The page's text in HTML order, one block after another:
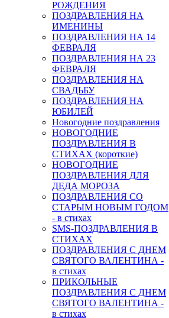
РОЖДЕНИЯ
ПОЗДРАВЛЕНИЯ НА
ИМЕНИНЫ
ПОЗДРАВЛЕНИЯ НА 14
ФЕВРАЛЯ
ПОЗДРАВЛЕНИЯ НА 23
ФЕВРАЛЯ
ПОЗДРАВЛЕНИЯ НА
СВАДЬБУ
ПОЗДРАВЛЕНИЯ НА
ЮБИЛЕЙ
Новогодние поздравления
НОВОГОДНИЕ
ПОЗДРАВЛЕНИЯ В
СТИХАХ (короткие)
НОВОГОДНИЕ
ПОЗДРАВЛЕНИЯ ДЛЯ
ДЕДА МОРОЗА
ПОЗДРАВЛЕНИЯ СО
СТАРЫМ НОВЫМ ГОДОМ
- в стихах
SMS-ПОЗДРАВЛЕНИЯ В
СТИХАХ
ПОЗДРАВЛЕНИЯ С ДНЕМ
СВЯТОГО ВАЛЕНТИНА -
в стихах
ПРИКОЛЬНЫЕ
ПОЗДРАВЛЕНИЯ С ДНЕМ
СВЯТОГО ВАЛЕНТИНА -
в стихах